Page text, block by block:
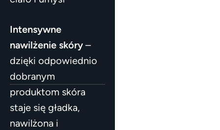
Intensywne
nawilżenie skóry –
dzięki odpowiednio
dobranym
produktom skóra
staje się gładka,
nawilżona i